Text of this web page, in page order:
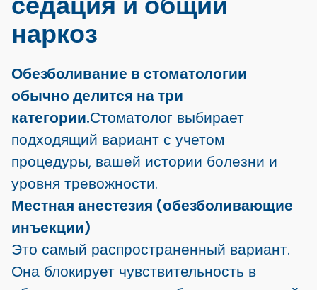
наркоз
Обезболивание в стоматологии
обычно делится на три
категории.Стоматолог выбирает
подходящий вариант с учетом
процедуры, вашей истории болезни и
уровня тревожности.
Местная анестезия (обезболивающие
инъекции)
Это самый распространенный вариант.
Она блокирует чувствительность в